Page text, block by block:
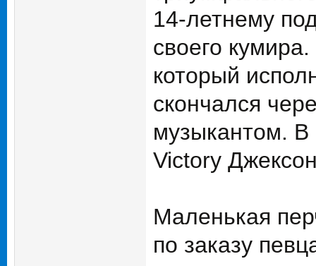
14-летнему
своего
который
скончался
музыкантом.
Victory
Маленькая
по заказу